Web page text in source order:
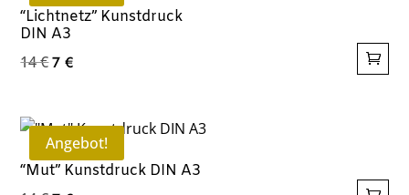
“Lichtnetz” Kunstdruck
DIN A3
14€Ursprünglicher
14 €
7€
7 €.
Angebot!
“Mut” Kunstdruck DIN A3